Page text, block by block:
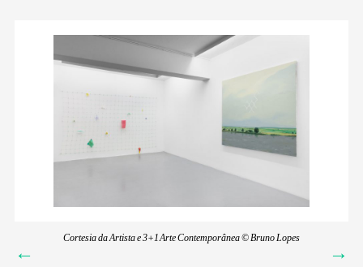
Cortesia da Artista e 3+1 Arte Contemporânea © Bruno Lopes
← →